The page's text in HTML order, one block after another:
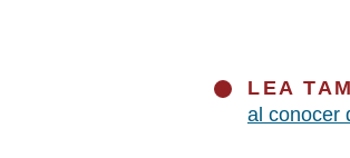
LEA
al conocer